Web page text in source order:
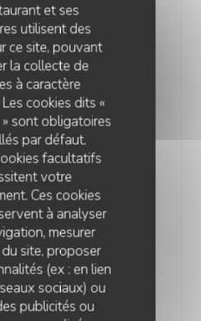
et ses
utilisent des
ce site, pouvant
la collecte de
à caractère
cookies dits «
» sont obligatoires
par défaut.
facultatifs
votre
Ces cookies
à analyser
mesurer
site, proposer
(ex : en lien
sociaux) ou
publicités ou
des Vignes
de la maison
EUR
au four
au blé concassé
EUR
de Poulet
à l'ail, citron
EUR